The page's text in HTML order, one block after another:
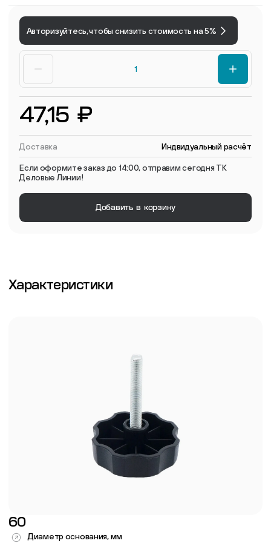
Авторизуйтесь, чтобы снизить стоимость на 5%
47,15 ₽
Доставка Индвидуальный расчёт
Если оформите заказ до 14:00, отправим сегодня ТК
Деловые Линии!
Добавить в корзину
Характеристики
60
Диаметр основания, мм